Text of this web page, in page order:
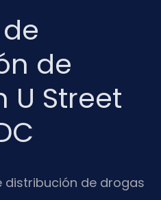
de
U Street
distribución de drogas